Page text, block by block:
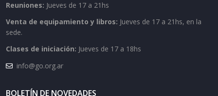
Reuniones: Jueves de 17 a 21hs
Venta de equipamiento y libros: Jueves de 17 a 21hs, en la
sede.
Clases de iniciación: Jueves de 17 a 18hs
info@go.org.ar
BOLETÍN DE NOVEDADES